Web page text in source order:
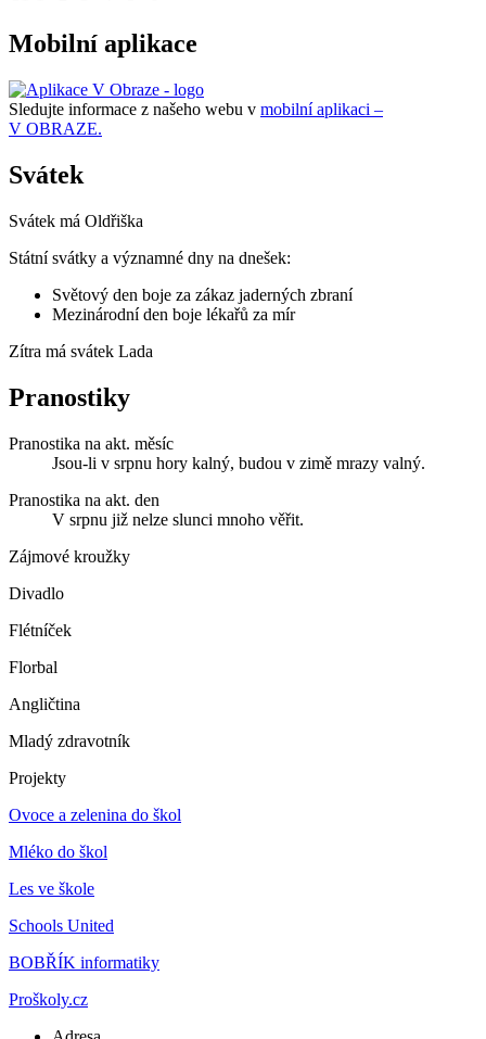
Mobilní aplikace
Sledujte informace z našeho webu v mobilní aplikaci –
V OBRAZE.
Svátek
Svátek má Oldřiška
Státní svátky a významné dny na dnešek:
Světový den boje za zákaz jaderných zbraní
Mezinárodní den boje lékařů za mír
Zítra má svátek Lada
Pranostiky
Pranostika na akt. měsíc
Jsou-li v srpnu hory kalný, budou v zimě mrazy valný.
Pranostika na akt. den
V srpnu již nelze slunci mnoho věřit.
Zájmové kroužky
Divadlo
Flétníček
Florbal
Angličtina
Mladý zdravotník
Projekty
Ovoce a zelenina do škol
Mléko do škol
Les ve škole
Schools United
BOBŘÍK informatiky
Proškoly.cz